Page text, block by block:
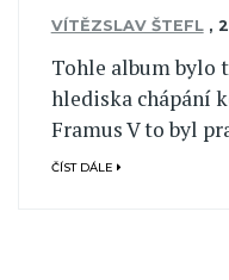
VÍTĚZSLAV ŠTEFL ,
Tohle album bylo
hlediska chápání
Framus V to byl
ČÍST DÁLE